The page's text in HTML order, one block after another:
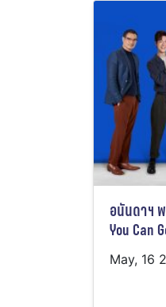
อนันดาฯ
You Can
May, 16